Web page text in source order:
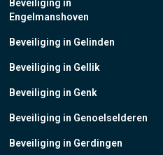
Beveiliging in
Engelmanshoven
Beveiliging in Gelinden
Beveiliging in Gellik
Beveiliging in Genk
Beveiliging in Genoelselderen
Beveiliging in Gerdingen